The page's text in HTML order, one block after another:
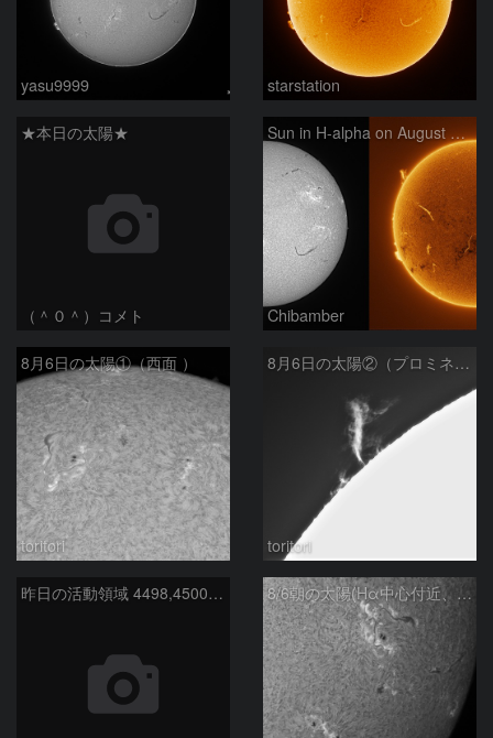
yasu9999 starstation
★本日の太陽★
（＾０＾）コメト
Sun in H-alpha on August 6, 2026
Chibamber
8月6日の太陽①（西面 ）
toritori
8月6日の太陽②（プロミネン北東縁 ）
toritori
昨日の活動領域 4498,4500：2026/08/05 8/6朝の太陽(Hα中心付近、4498、4502付近)